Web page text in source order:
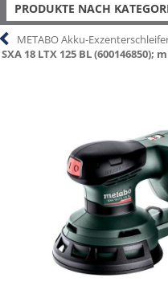
PRODUKTE NACH
METABO Akku-
SXA 18 LTX 125 BL